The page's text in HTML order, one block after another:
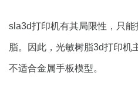
sla3d打印机有其局限性，只
脂。因此，光敏树脂3d打印机
不适合金属手板模型。